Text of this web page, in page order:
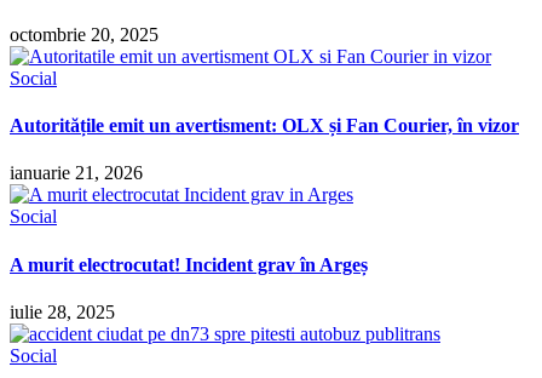
octombrie 20, 2025
Social
Autoritățile emit un avertisment: OLX și Fan Courier, în vizor
ianuarie 21, 2026
Social
A murit electrocutat! Incident grav în Argeș
iulie 28, 2025
Social